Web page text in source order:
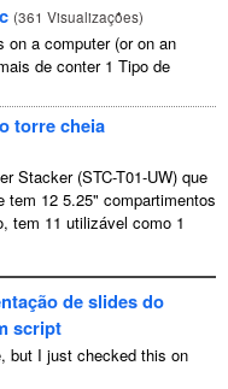
(361 Visualizações)
on a computer(or on an
de conter 1 Tipo de
torre cheia
Stacker (STC-T01-UW) que
tem 12 5.25" compartimentos
tem 11 utilizável como 1
de slides do
script
, but I just checked this on